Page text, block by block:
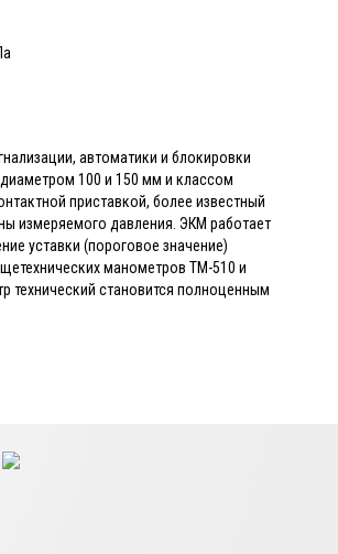
автоматики и блокировки
100 и 150 мм и классом
приставкой, более известный
измеряемого давления. ЭКМ работает
уставки (пороговое значение)
манометров ТМ-510 и
технический становится полноценным